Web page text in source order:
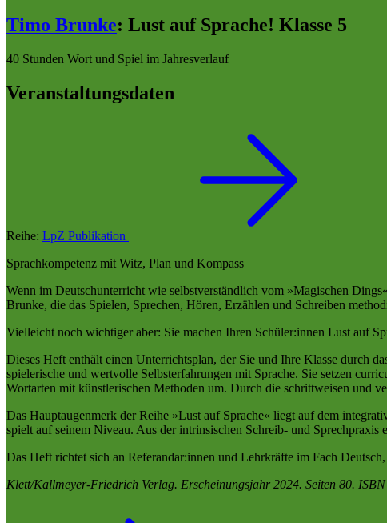
Timo Brunke: Lust auf Sprache! Klasse 5
40 Stunden Wort und Spiel im Jahresverlauf
Veranstaltungsdaten
Reihe: LpZ Publikation
Sprachkompetenz mit Witz, Plan und Kompass
Wenn im Deutschunterricht wie selbstverständlich vom »Magischen
Brunke, die das Spielen, Sprechen, Hören, Erzählen und Schreiben
Vielleicht noch wichtiger aber: Sie machen Ihren Schüler:innen Lust auf
Dieses Heft enthält einen Unterrichtsplan, der Sie und Ihre Klasse durch
spielerische und wertvolle Selbsterfahrungen mit Sprache. Sie setzen
Wortarten mit künstlerischen Methoden um. Durch die schrittweisen und
Das Hauptaugenmerk der Reihe »Lust auf Sprache« liegt auf dem
spielt auf seinem Niveau. Aus der intrinsischen Schreib- und
Das Heft richtet sich an Referandar:innen und Lehrkräfte im Fach
Klett/Kallmeyer-Friedrich Verlag. Erscheinungsjahr 2024. Seiten 80.